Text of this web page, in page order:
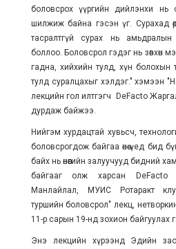
боловсрох үүргийн дийлэнхи нь
шилжиж байна гэсэн үг. Сурахад
тасралтгүй сурах нь
боллоо. Боловсрол гэдэг нь зөвхөн
гадна, хийхийн тулд, хүн болохын
тулд суралцахыг хэлдэг." хэмээн
лекцийн гол илтгэгч DeFacto
дурдаж байжээ.
Нийгэм хурдацтай хувьсч,
боловсрогдож байгаа өнөө үед бид
байх нь өнөөгийн залуучууд бидний
байгааг олж харсан DeFacto
Манлайлал, MУИС Ротаракт
туршийн боловсрол" лекц,
11-р сарын 19-нд зохион байгуулах
Энэ лекцийн хүрээнд Эдийн